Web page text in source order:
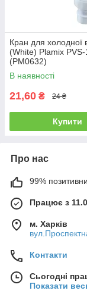
Кран для холодної
(White) Plamix
(PM0632)
В наявності
21,60 ₴ 24 ₴
Купити
Про нас
99%
Працює з
м. Харків
Контакти
Сьогодні
Показати